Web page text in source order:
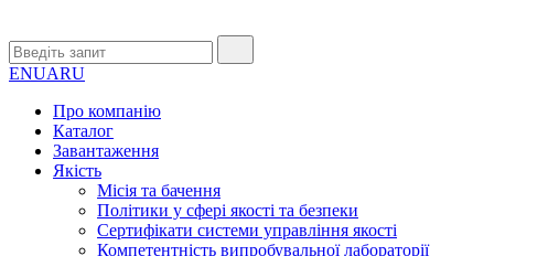
ENUARU
Про компанію
Каталог
Завантаження
Якість
Місія та бачення
Політики у сфері якості та безпеки
Сертифікати системи управління якості
Компетентність випробувальної лабораторії